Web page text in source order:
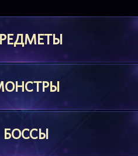
БОССЫ